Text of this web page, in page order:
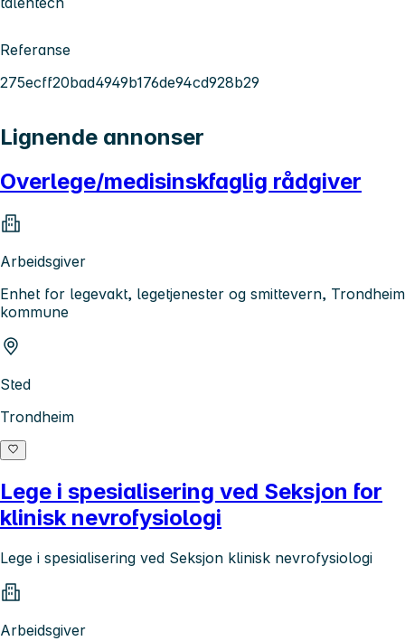
Referanse
275ecff20bad4949b176de94cd928b29
Lignende annonser
Overlege/medisinskfaglig rådgiver
Arbeidsgiver
Enhet for legevakt, legetjenester og smittevern, Trondheim
kommune
Sted
Trondheim
Lege i spesialisering ved Seksjon for
klinisk nevrofysiologi
Lege i spesialisering ved Seksjon klinisk nevrofysiologi
Arbeidsgiver